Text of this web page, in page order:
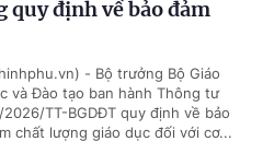
định về bảo đảm
- Bộ trưởng Bộ Giáo
và Đào tạo ban hành Thông tư
2026/TT-BGDĐT quy định về bảo
chất lượng giáo dục đối với cơ...